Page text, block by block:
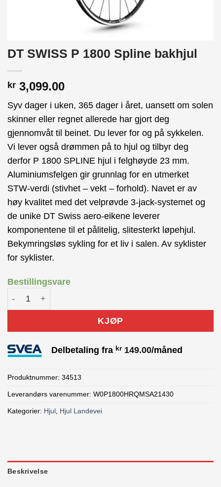
DT SWISS P 1800 Spline bakhjul
kr 3,099.00
Syv dager i uken, 365 dager i året, uansett om solen
skinner eller regnet allerede har gjort deg
gjennomvåt til beinet. Du lever for og på sykkelen.
Vi lever også drømmen på to hjul og tilbyr deg
derfor P 1800 SPLINE hjul i felghøyde 23 mm.
Aluminiumsfelgen gir grunnlag for en utmerket
STW-verdi (stivhet – vekt – forhold). Navet er av
høy kvalitet med det velprøvde 3-jack-systemet og
de unike DT Swiss aero-eikene leverer
komponentene til et pålitelig, slitesterkt løpehjul.
Bekymringsløs sykling for et liv i salen. Av syklister
for syklister.
Bestillingsvare
KJØP
Delbetaling fra kr149.00/måned
Produktnummer: 34513
Leverandørs varenummer: W0P1800HRQMSA21430
Kategorier: Hjul Hjul Landevei
Beskrivelse